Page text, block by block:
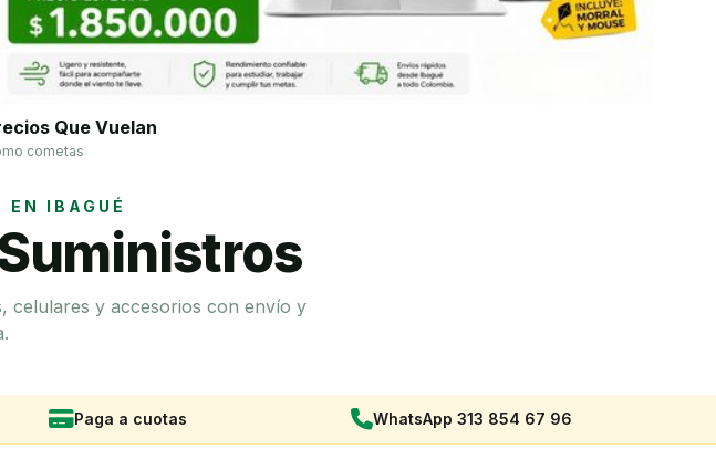
Que Vuelan
cometas
IBAGUÉ
celulares y accesorios con envío y
Paga a cuotas WhatsApp 313 854 67 96